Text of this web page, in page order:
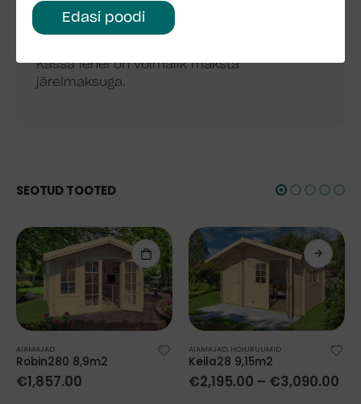
Edasi poodi
JÄRELMAKS
Kassa lehel on võimalik maksta
järelmaksuga.
SEOTUD TOOTED
AIAMAJAD
Robin280 8,9m2
€1,857.00
AIAMAJAD, HOIURUUMID
Keila28 9,15m2
€2,195.00 – €3,090.00